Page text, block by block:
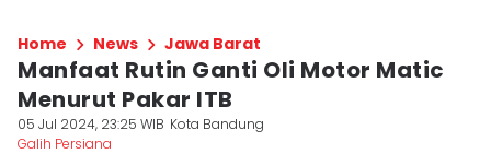
Home News Jawa Barat
Manfaat Rutin Ganti Oli Motor Matic
Menurut Pakar ITB
05 Jul 2024, 23:25 WIB Kota Bandung
Galih Persiana